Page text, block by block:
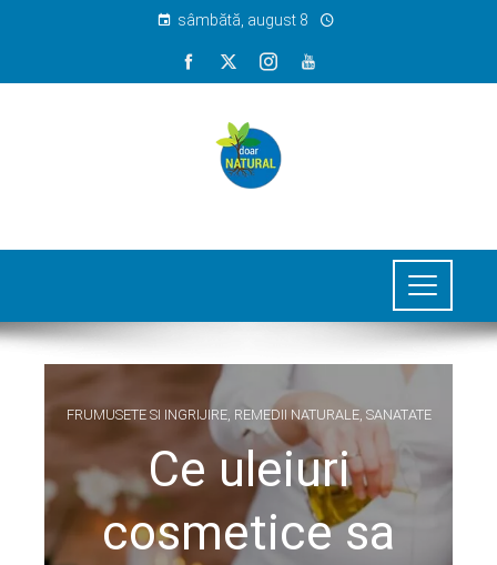
sâmbătă, august 8
FRUMUSETE SI INGRIJIRE, REMEDII NATURALE, SANATATE
Ce uleiuri
cosmetice sa